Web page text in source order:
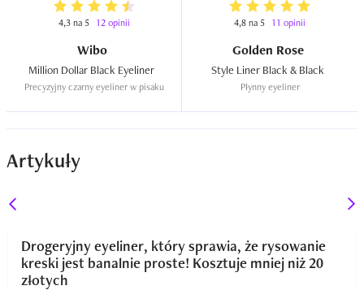
4,3 na 5 12 opinii
Wibo
Precyzyjny czarny eyeliner w pisaku
4,8 na 5 11 opinii
Golden Rose
Płynny eyeliner
Artykuły
Drogeryjny eyeliner, który sprawia, że rysowanie
kreski jest banalnie proste! Kosztuje mniej niż 20
złotych